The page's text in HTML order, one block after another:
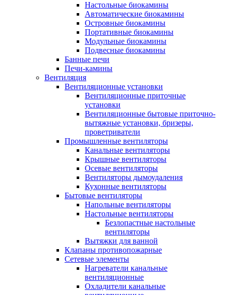
Настольные биокамины
Автоматические биокамины
Островные биокамины
Портативные биокамины
Модульные биокамины
Подвесные биокамины
Банные печи
Печи-камины
Вентиляция
Вентиляционные установки
Вентиляционные приточные
установки
Вентиляционные бытовые приточно-
вытяжные установки, бризеры,
проветриватели
Промышленные вентиляторы
Канальные вентиляторы
Крышные вентиляторы
Осевые вентиляторы
Вентиляторы дымоудаления
Кухонные вентиляторы
Бытовые вентиляторы
Напольные вентиляторы
Настольные вентиляторы
Безлопастные настольные
вентиляторы
Вытяжки для ванной
Клапаны противопожарные
Сетевые элементы
Нагреватели канальные
вентиляционные
Охладители канальные